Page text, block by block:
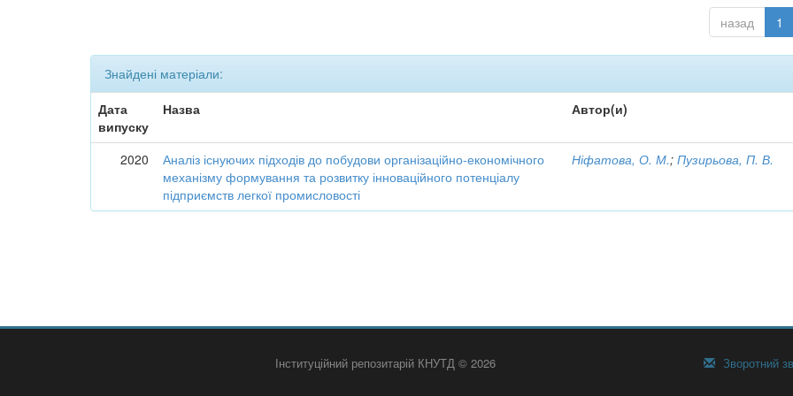
назад 1
Знайдені матеріали:
Дата
випуску
Назва Автор(и)
2020
Аналіз існуючих підходів до побудови організаційно-економічного
механізму формування та розвитку інноваційного потенціалу
підприємств легкої промисловості
Ніфатова, О. М.;Пузирьова, П. В.
Інституційний репозитарій КНУТД © 2026 Зворотний